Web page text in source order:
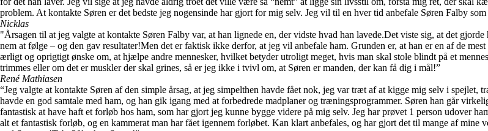
problem. At kontakte Søren er det bedste jeg nogensinde har gjort for mig selv. Jeg vil til en hver tid anbefale Søren Falby
Nicklas
"Årsagen til at jeg valgte at kontakte Søren Falby var, at han lignede en, der vidste hvad han lavede.Det viste sig, at det
nem at følge – og den gav resultater!Men det er faktisk ikke derfor, at jeg vil anbefale ham. Grunden er, at han er en af de
ærligt og oprigtigt ønske om, at hjælpe andre mennesker, hvilket betyder utroligt meget, hvis man skal stole blindt på et
trimmes eller om det er muskler der skal grines, så er jeg ikke i tvivl om, at Søren er manden, der kan få dig i mål!”
René Mathiasen
“Jeg valgte at kontakte Søren af den simple årsag, at jeg simpelthen havde fået nok, jeg var træt af at kigge mig selv i
havde en god samtale med ham, og han gik igang med at forbedrede madplaner og træningsprogrammer. Søren han går
fantastisk at have haft et forløb hos ham, som har gjort jeg kunne bygge videre på mig selv. Jeg har prøvet 1 person udover
alt et fantastisk forløb, og en kammerat man har fået igennem forløbet. Kan klart anbefales, og har gjort det til mange af mine